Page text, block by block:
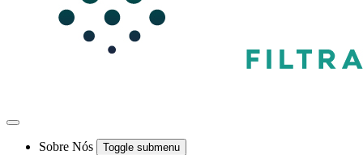
Sobre Nós Toggle submenu